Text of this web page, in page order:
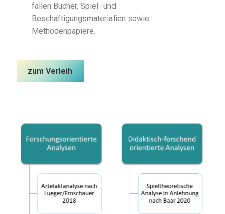
fallen Bücher, Spiel- und
Beschäftigungsmaterialien sowie
Methodenpapiere.
zum Verleih